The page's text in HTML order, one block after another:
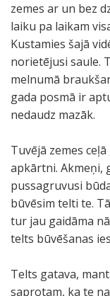
zemes ar un bez
laiku pa laikam
Kustamies šajā
norietējusi saule.
melnumā
gada posmā ir
nedaudz mazāk.
Tuvējā zemes
apkārtni. Akmeņi,
pussagruvusi
būvēsim telti te.
tur jau gaidāma
telts būvēšanas
Telts gatava,
saprotam, ka te